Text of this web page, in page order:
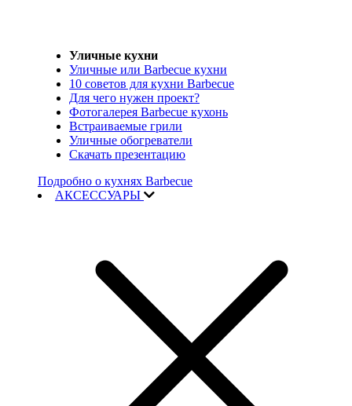
Уличные кухни
Уличные или Barbecue кухни
10 советов для кухни Barbecue
Для чего нужен проект?
Фотогалерея Barbecue кухонь
Встраиваемые грили
Уличные обогреватели
Скачать презентацию
Подробно о кухнях Barbecue
АКСЕССУАРЫ